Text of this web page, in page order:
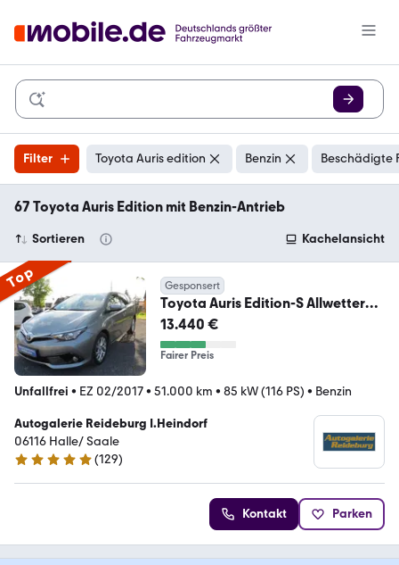
Filter Toyota Auris edition Benzin Beschädigte
67 Toyota Auris Edition mit Benzin-Antrieb
Sortieren Kachelansicht
Top Gesponsert
Toyota Auris Edition-S Allwetter
13.440 €
Fairer Preis
Unfallfrei • EZ 02/2017• 51.000 km • 85 kW (116 PS) • Benzin
Autogalerie Reideburg I.Heindorf
06116 Halle/ Saale
4.8 Sterne
(129)
Kontakt Parken